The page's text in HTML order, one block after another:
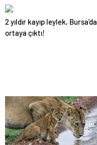
2 yıldır kayıp leylek, Bursa’da
ortaya çıktı!